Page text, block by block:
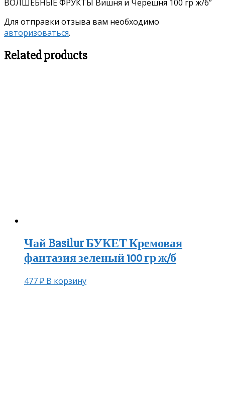
ВОЛШЕБНЫЕ ФРУКТЫ Вишня и Черешня 100 гр ж/б”
Для отправки отзыва вам необходимо
авторизоваться.
Related products
Чай Basilur БУКЕТ Кремовая
фантазия зеленый 100 гр ж/б
477₽ В корзину